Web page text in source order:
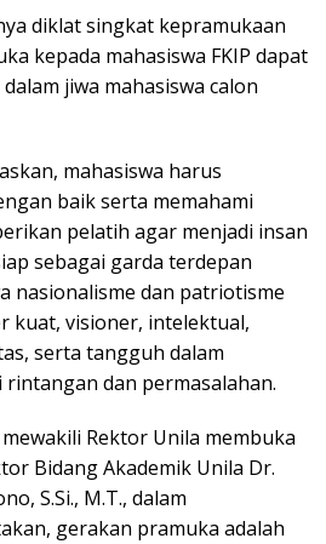
diklat singkat kepramukaan
kepada mahasiswa FKIP dapat
jiwa mahasiswa calon
mahasiswa harus
baik serta memahami
pelatih agar menjadi insan
sebagai garda terdepan
nasionalisme dan patriotisme
kuat, visioner, intelektual,
serta tangguh dalam
dan permasalahan.
Rektor Unila membuka
Bidang Akademik Unila Dr.
S.Si., M.T., dalam
gerakan pramuka adalah